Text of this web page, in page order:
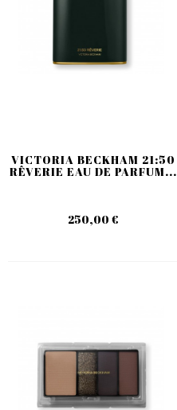
VICTORIA BECKHAM 21:50
RÊVERIE EAU DE PARFUM...
250,00 €